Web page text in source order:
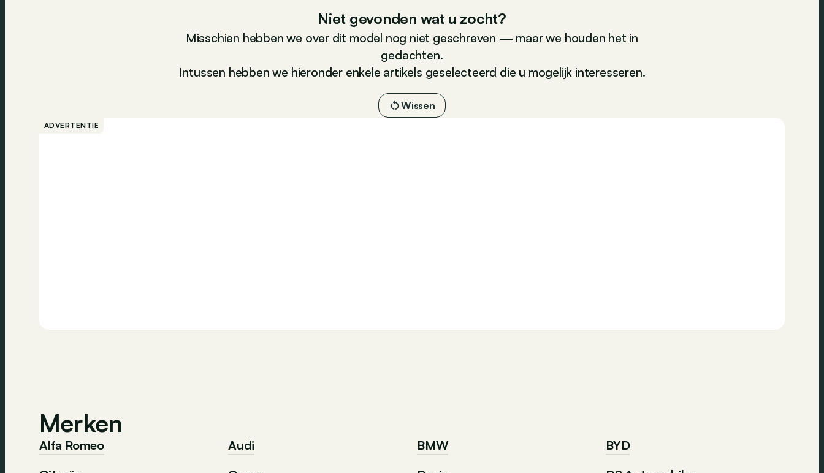
Niet gevonden wat u zocht?
Misschien hebben we over dit model nog niet geschreven — maar we houden het in
gedachten.
Intussen hebben we hieronder enkele artikels geselecteerd die u mogelijk interesseren.
Wissen
ADVERTENTIE
Merken
Alfa Romeo Audi BMW
BYD